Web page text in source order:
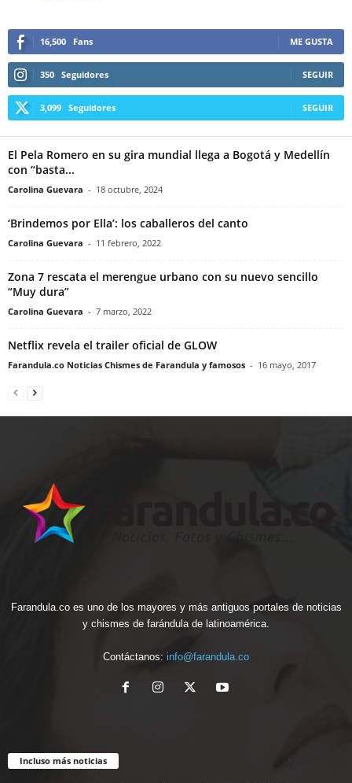
16,500 Fans ME GUSTA
350 Seguidores SEGUIR
3,099 Seguidores SEGUIR
El Pela Romero en su gira mundial llega a Bogotá y Medellín
con “basta...
Carolina Guevara - 18 octubre, 2024
‘Brindemos por Ella’: los caballeros del canto
Carolina Guevara - 11 febrero, 2022
Zona 7 rescata el merengue urbano con su nuevo sencillo
“Muy dura”
Carolina Guevara - 7 marzo, 2022
Netflix revela el trailer oficial de GLOW
Farandula.co Noticias Chismes de Farandula y famosos - 16 mayo, 2017
Farandula.co es uno de los mayores y más antiguos portales de noticias
y chismes de farándula de latinoamérica.
Contáctanos: info@farandula.co
Incluso más noticias